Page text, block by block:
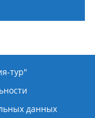
знакомство с
и
проезд по
Курортный
тур"
данных